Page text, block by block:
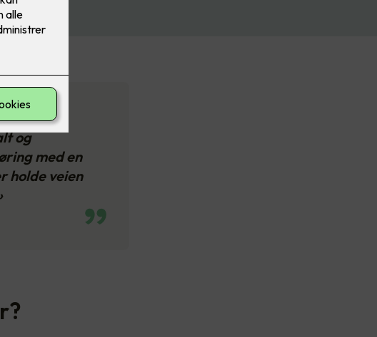
og
med en
holde veien